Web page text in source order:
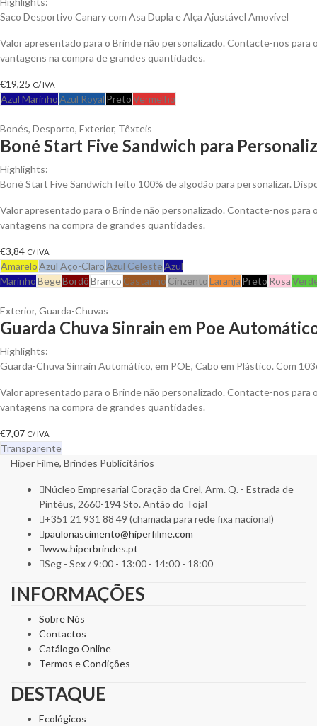
Saco Desportivo Canary com Asa Dupla e Alça Ajustável Amovível
Valor apresentado para o Brinde não personalizado. Contacte-nos para
vantagens na compra de grandes quantidades.
€19,25 C/ IVA
Azul MarinhoAzul Royal PretoVermelho
Bonés, Desporto, Exterior, Têxteis
Boné Start Five Sandwich para
Highlights:
Boné Start Five Sandwich feito 100% de algodão para personalizar.
Valor apresentado para o Brinde não personalizado. Contacte-nos para
vantagens na compra de grandes quantidades.
€3,84 C/ IVA
AmareloAzul Aço-ClaroAzul CelesteAzul
MarinhoBegeBordôBranco Castanho CinzentoLaranja Preto Rosa
Exterior, Guarda-Chuvas
Guarda Chuva Sinrain em Poe
Highlights:
Guarda-Chuva Sinrain Automático, em POE, Cabo em Plástico. Com
Valor apresentado para o Brinde não personalizado. Contacte-nos para
vantagens na compra de grandes quantidades.
€7,07 C/ IVA
Transparente
Hiper Filme, Brindes Publicitários
Núcleo Empresarial Coração da Crel, Arm. Q. - Estrada de
Pintéus, 2660-194 Sto. Antão do Tojal
+351 21 931 88 49 (chamada para rede fixa nacional)
paulonascimento@hiperfilme.com
www.hiperbrindes.pt
Seg - Sex / 9:00 - 13:00 - 14:00 - 18:00
INFORMAÇÕES
Sobre Nós
Contactos
Catálogo Online
Termos e Condições
DESTAQUE
Ecológicos